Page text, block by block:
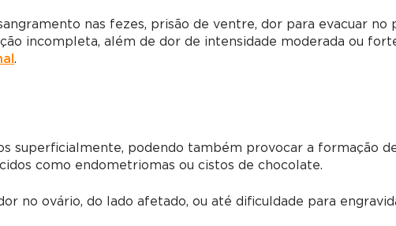
nas fezes, prisão de ventre, dor para evacuar no
incompleta, além de dor de intensidade moderada ou
.
superficialmente, podendo também provocar a formação
como endometriomas ou cistos de chocolate.
no ovário, do lado afetado, ou até dificuldade para